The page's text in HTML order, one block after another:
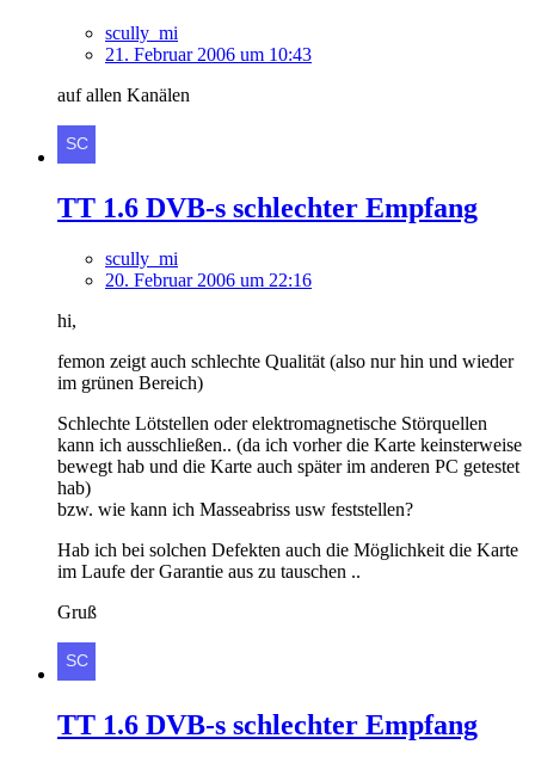
scully_mi
21. Februar 2006 um 10:43
auf allen Kanälen
TT 1.6 DVB-s schlechter Empfang
scully_mi
20. Februar 2006 um 22:16
hi,
femon zeigt auch schlechte Qualität (also nur hin und wieder
im grünen Bereich)
Schlechte Lötstellen oder elektromagnetische Störquellen
kann ich ausschließen.. (da ich vorher die Karte keinsterweise
bewegt hab und die Karte auch später im anderen PC getestet
hab)
bzw. wie kann ich Masseabriss usw feststellen?
Hab ich bei solchen Defekten auch die Möglichkeit die Karte
im Laufe der Garantie aus zu tauschen ..
Gruß
TT 1.6 DVB-s schlechter Empfang